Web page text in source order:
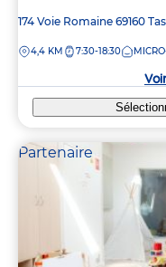
Adresse
la
174 Voie Romaine 69160
DISTANCE
4,4 KM 7:30-18:30
Partenaire